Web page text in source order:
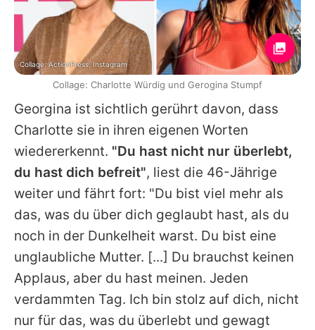
Georgina ist sichtlich gerührt davon, dass
Charlotte sie in ihren eigenen Worten
wiedererkennt. "Du hast nicht nur überlebt,
du hast dich befreit", liest die 46-Jährige
weiter und fährt fort: "Du bist viel mehr als
das, was du über dich geglaubt hast, als du
noch in der Dunkelheit warst. Du bist eine
unglaubliche Mutter. [...] Du brauchst keinen
Applaus, aber du hast meinen. Jeden
verdammten Tag. Ich bin stolz auf dich, nicht
nur für das, was du überlebt und gewagt
Collage: ActionPress, Instagram
Collage: Charlotte Würdig und Gerogina Stumpf